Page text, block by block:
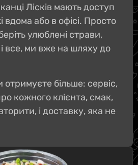
Лісків мають доступ
вдома або в офісі. Просто
улюблені страви,
все, ми вже на шляху до
більше: сервіс,
кожного клієнта, смак,
і доставку, яка не